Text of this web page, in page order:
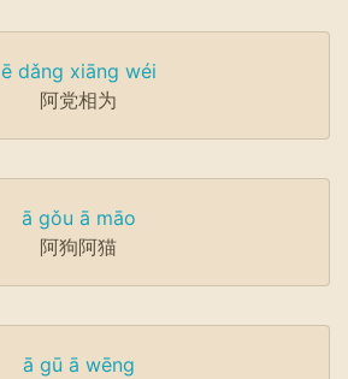
ē dǎng xiāng wéi
阿党相为
ā gǒu ā māo
阿狗阿猫
ā gū ā wēng